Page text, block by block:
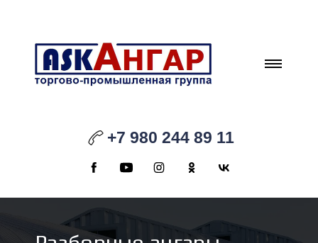
+7 980 244 89 11